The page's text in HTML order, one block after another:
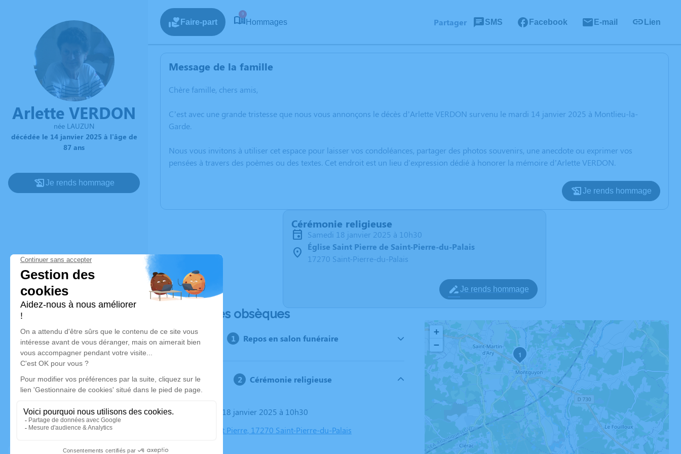
Arlette VERDON
née LAUZUN
décédée le 14 janvier 2025 à l'âge de
87 ans
Je rends hommage
Faire-part
9
Hommages Partager SMS Facebook E-mail Lien
Message de la famille
Chère famille, chers amis,
C’est avec une grande tristesse que nous vous annonçons le décès d’Arlette VERDON survenu le mardi 14 janvier 2025 à Montlieu-la-
Garde.
Nous vous invitons à utiliser cet espace pour laisser vos condoléances, partager des photos souvenirs, une anecdote ou exprimer vos
pensées à travers des poèmes ou des textes. Cet endroit est un lieu d'expression dédié à honorer la mémoire d’Arlette VERDON.
Je rends hommage
Cérémonie religieuse
samedi 18 janvier 2025 à 10h30
Église Saint Pierre de Saint-Pierre-du-Palais
17270 Saint-Pierre-du-Palais
Je rends hommage
Déroulé des obsèques
Repos en salon funéraire
Cérémonie religieuse
Le samedi 18 janvier 2025 à 10h30
Église Saint Pierre, 17270 Saint-Pierre-du-Palais
1
+
−